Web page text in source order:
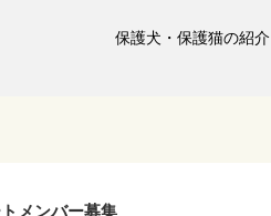
保護犬・保護猫の紹介
メンバー募集